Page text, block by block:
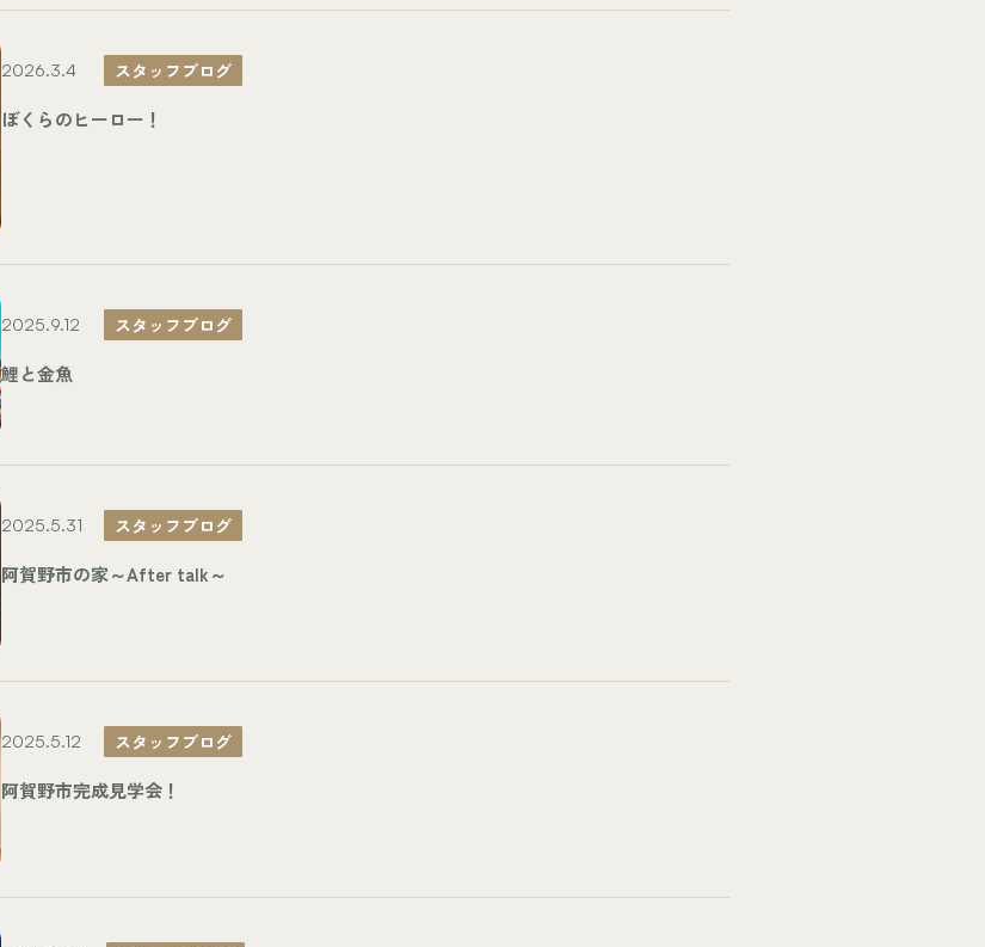
2026.3.4 スタッフブログ
ぼくらのヒーロー！
2025.9.12 スタッフブログ
鯉と金魚
2025.5.31 スタッフブログ
阿賀野市の家～After talk～
2025.5.12 スタッフブログ
阿賀野市完成見学会！